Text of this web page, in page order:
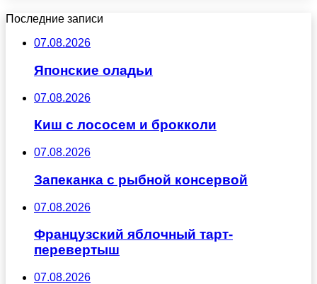
Последние записи
07.08.2026
Японские оладьи
07.08.2026
Киш с лососем и брокколи
07.08.2026
Запеканка с рыбной консервой
07.08.2026
Французский яблочный тарт-
перевертыш
07.08.2026